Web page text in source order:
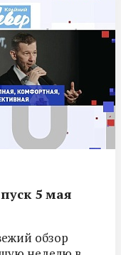
5 мая
обзор